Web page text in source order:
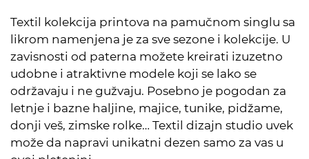
Textil kolekcija printova na pamučnom singlu sa
likrom namenjena je za sve sezone i kolekcije. U
zavisnosti od paterna možete kreirati izuzetno
udobne i atraktivne modele koji se lako se
održavaju i ne gužvaju. Posebno je pogodan za
letnje i bazne haljine, majice, tunike, pidžame,
donji veš, zimske rolke… Textil dizajn studio uvek
može da napravi unikatni dezen samo za vas u